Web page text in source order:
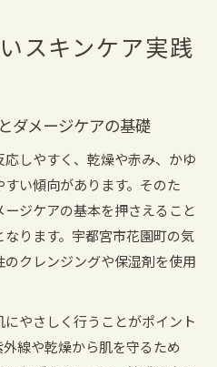
スキンケア実践
ダメージケアの基礎
しやすく、乾燥や赤み、かゆ
い傾向があります。そのた
ジケアの基本を押さえること
ります。宇都宮市花園町の気
クレンジングや保湿剤を使用
やさしく行うことがポイント
線や乾燥から肌を守るため